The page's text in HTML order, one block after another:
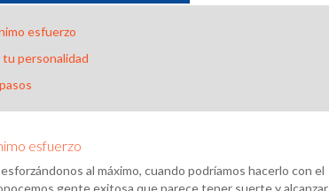
esfuerzo
personalidad
esfuerzo
al máximo, cuando podríamos hacerlo con el
gente exitosa que parece tener suerte y alcanzar